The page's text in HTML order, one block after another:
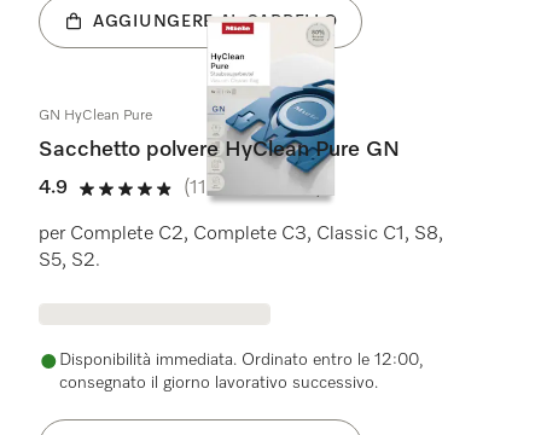
AGGIUNGERE AL CARRELLO
GN HyClean Pure
Sacchetto polvere HyClean Pure GN
4.9
4.9 su 5 stelle
(119 Recensioni)
per Complete C2, Complete C3, Classic C1, S8,
S5, S2.
Disponibilità immediata. Ordinato entro le 12:00,
consegnato il giorno lavorativo successivo.